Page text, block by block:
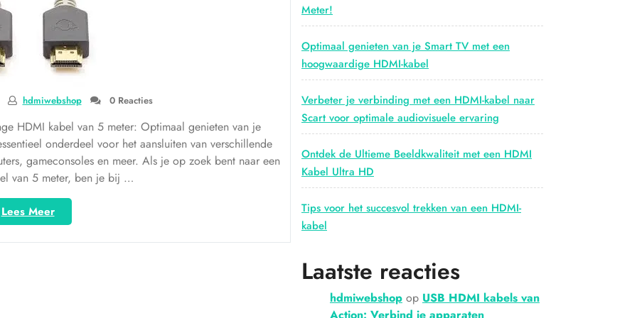
hdmiwebshop 0 Reacties
HDMI kabel van 5 meter: Optimaal genieten van je
onderdeel voor het aansluiten van verschillende
gameconsoles en meer. Als je op zoek bent naar een
van 5 meter, ben je bij …
Lees Meer“Ontdek
de
Voordelen
Meter!
Optimaal genieten van je Smart TV met een
hoogwaardige HDMI-kabel
Verbeter je verbinding met een HDMI-kabel naar
Scart voor optimale audiovisuele ervaring
Ontdek de Ultieme Beeldkwaliteit met een HDMI
Kabel Ultra HD
Tips voor het succesvol trekken van een HDMI-
kabel
Laatste reacties
hdmiwebshop op USB HDMI kabels van